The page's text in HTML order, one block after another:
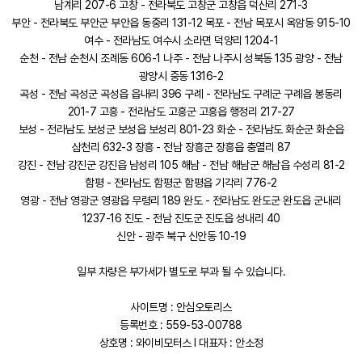
남계리 207-6 고창 - 전라북도 고창군 고창읍 덕산리 271-3
부안 - 전라북도 부안군 부안읍 동중리 131-12 목포 - 전남 목포시 옥암동 915-10
여수 - 전라남도 여수시 소라면 덕양리 1204-1
순천 - 전남 순천시 조례동 606-1 나주 - 전남 나주시 성북동 135 광양 - 전남
광양시 중동 1316-2
곡성 - 전남 곡성군 곡성읍 읍내리 396 구례 - 전라남도 구례군 구례읍 봉동리
201-7 고흥 - 전라남도 고흥군 고흥읍 행정리 217-27
보성 - 전라남도 보성군 보성읍 보성리 801-23 화순 - 전라남도 화순군 화순읍
삼천리 632-3 장흥 - 전남 장흥군 장흥읍 충열리 87
강진 - 전남 강진군 강진읍 남성리 105 해남 - 전남 해남군 해남읍 수성리 81-2
함평 - 전라남도 함평군 함평읍 기각리 776-2
영광 - 전남 영광군 영광읍 무령리 189 완도 - 전라남도 완도군 완도읍 군내리
1237-16 진도 - 전남 진도군 진도읍 성내리 40
신안 - 광주 북구 신안동 10-19
일부 차량은 부가세가 별도로 부과 될 수 있습니다.
사이트명 : 안심오토리스
등록번호 : 559-53-00788
상호명 : 와이비모터스 l 대표자 : 안소정